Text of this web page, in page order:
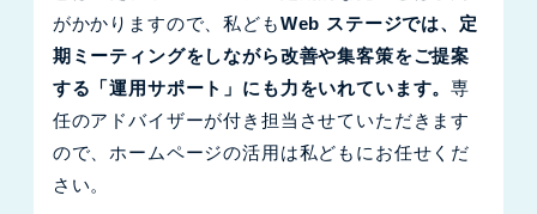
がかかりますので、私どもWeb ステージでは、定
期ミーティングをしながら改善や集客策をご提案
する「運用サポート」にも力をいれています。専
任のアドバイザーが付き担当させていただきます
ので、ホームページの活用は私どもにお任せくだ
さい。